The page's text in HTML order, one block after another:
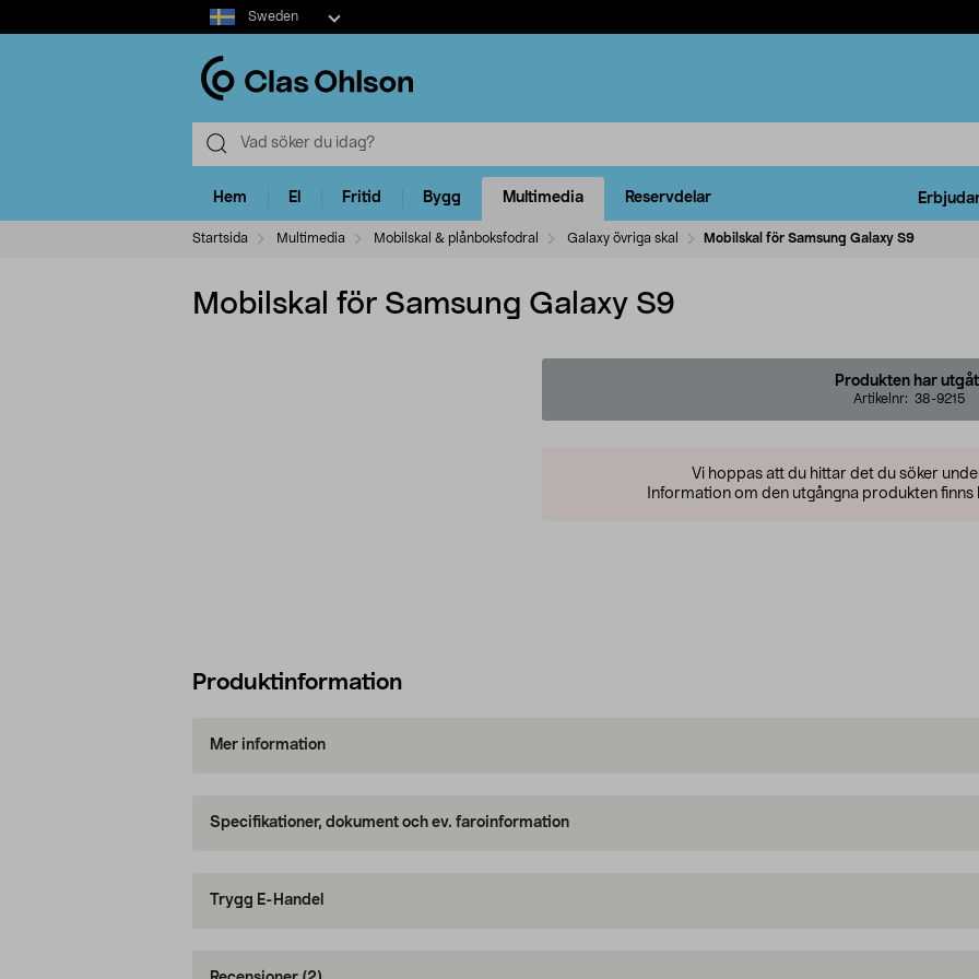
Select
market
Sweden
Hem El Fritid Bygg Multimedia Reservdelar
Startsida Multimedia Mobilskal & plånboksfodral Galaxy övriga skal Mobilskal för Samsung Galaxy S9
Mobilskal för Samsung Galaxy S9
Produkten har
Artikelnr: 38-9215
Vi hoppas att du hittar det du söker
Information om den utgångna produkten finns
Produktinformation
Mer information
Specifikationer, dokument och ev. faroinformation
Trygg E-Handel